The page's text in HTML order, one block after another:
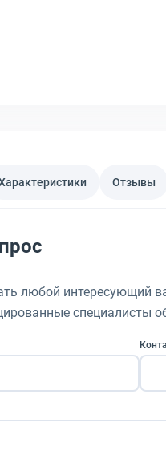
Отзывы
любой интересующий
специалисты